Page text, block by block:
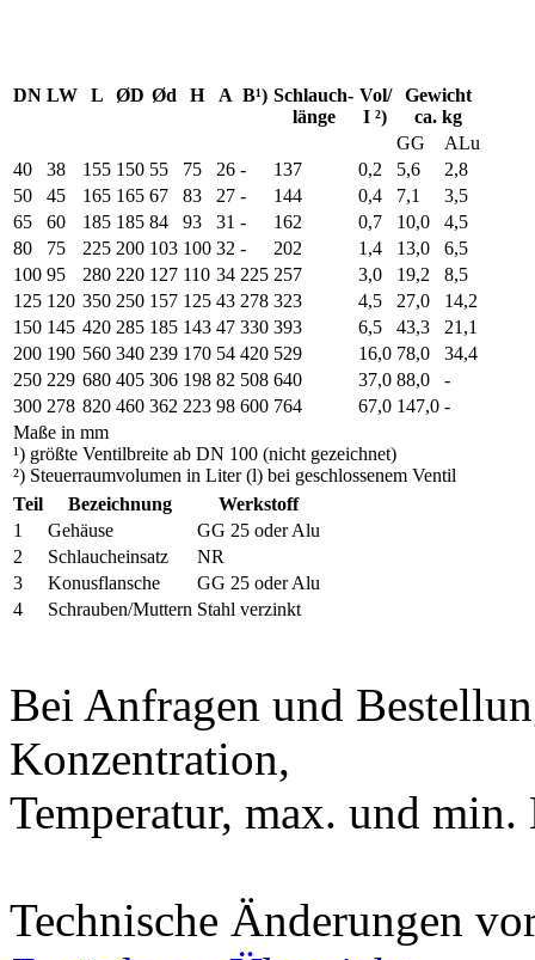
DN LW L ØD Ød H A B¹) Schlauch-
länge
Vol/
I ²)
Gewicht
ca. kg
GG
ALu
40
38 155 150 55 75 26 - 137 0,2 5,6
2,8
50
45 165 165 67 83 27 - 144 0,4 7,1
3,5
65
60 185 185 84 93 31 - 162 0,7 10,0
4,5
80
75 225 200 103 100 32 - 202 1,4 13,0
6,5
100 95 280 220 127 110 34 225 257 3,0 19,2
8,5
125 120 350 250 157 125 43 278 323 4,5 27,0
14,2
150 145 420 285 185 143 47 330 393 6,5 43,3
21,1
200 190 560 340 239 170 54 420 529 16,0 78,0
34,4
250 229 680 405 306 198 82 508 640 37,0 88,0
-
300 278 820 460 362 223 98 600 764 67,0 147,0 -
Maße in mm
¹) größte Ventilbreite ab DN 100 (nicht gezeichnet)
²) Steuerraumvolumen in Liter (l) bei geschlossenem Ventil
Teil
Bezeichnung
Werkstoff
1
Gehäuse
GG 25 oder Alu
2
Schlaucheinsatz
NR
3
Konusflansche
GG 25 oder Alu
4
Schrauben/Muttern Stahl verzinkt
Bei Anfragen und
Konzentration,
Temperatur, max. und
Technische Änderungen